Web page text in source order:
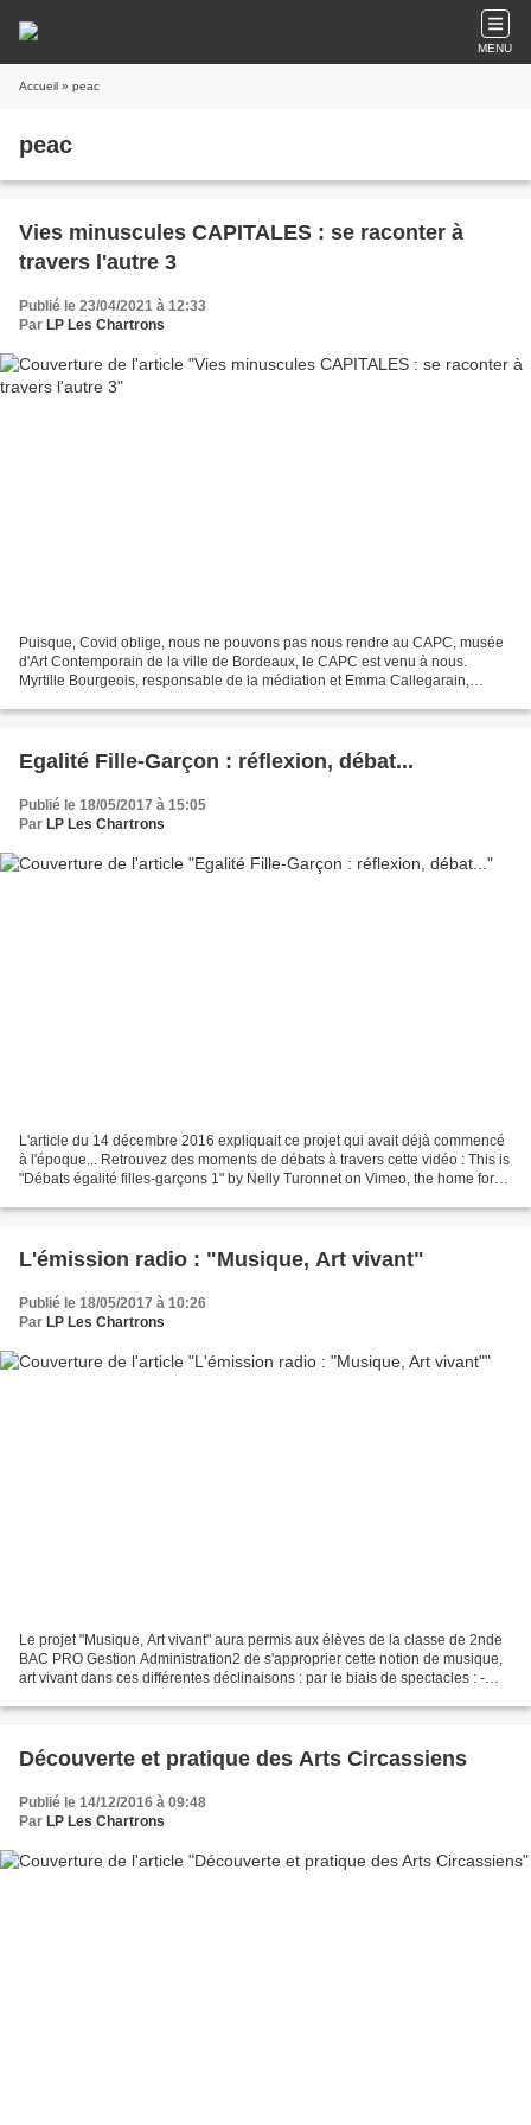
MENU
Accueil » peac
peac
Vies minuscules CAPITALES : se raconter à
travers l'autre 3
Publié le 23/04/2021 à 12:33
Par LP Les Chartrons
Puisque, Covid oblige, nous ne pouvons pas nous rendre au CAPC, musée
d'Art Contemporain de la ville de Bordeaux, le CAPC est venu à nous.
Myrtille Bourgeois, responsable de la médiation et Emma Callegarain,
Egalité Fille-Garçon : réflexion, débat...
Publié le 18/05/2017 à 15:05
Par LP Les Chartrons
L'article du 14 décembre 2016 expliquait ce projet qui avait déjà commencé
à l'époque... Retrouvez des moments de débats à travers cette vidéo : This is
"Débats égalité filles-garçons 1" by Nelly Turonnet on Vimeo, the home for
L'émission radio : "Musique, Art vivant"
Publié le 18/05/2017 à 10:26
Par LP Les Chartrons
Le projet "Musique, Art vivant" aura permis aux élèves de la classe de 2nde
BAC PRO Gestion Administration2 de s'approprier cette notion de musique,
art vivant dans ces différentes déclinaisons : par le biais de spectacles : -
Découverte et pratique des Arts Circassiens
Publié le 14/12/2016 à 09:48
Par LP Les Chartrons